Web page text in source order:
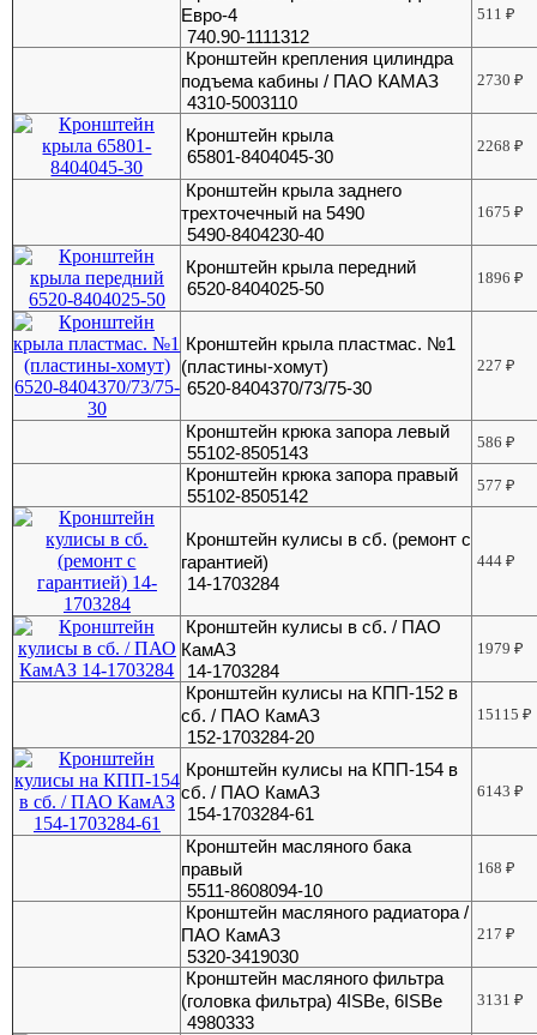
Евро-4
740.90-1111312
511₽
Кронштейн крепления цилиндра
подъема кабины / ПАО КАМАЗ
4310-5003110
2730₽
Кронштейн крыла
65801-8404045-30
2268₽
Кронштейн крыла заднего
трехточечный на 5490
5490-8404230-40
1675₽
Кронштейн крыла передний
6520-8404025-50
1896₽
Кронштейн крыла пластмас. №1
(пластины-хомут)
6520-8404370/73/75-30
227₽
Кронштейн крюка запора левый
55102-8505143
586₽
Кронштейн крюка запора правый
55102-8505142
577₽
Кронштейн кулисы в сб. (ремонт с
гарантией)
14-1703284
444₽
Кронштейн кулисы в сб. / ПАО
КамАЗ
14-1703284
1979₽
Кронштейн кулисы на КПП-152 в
сб. / ПАО КамАЗ
152-1703284-20
15115₽
Кронштейн кулисы на КПП-154 в
сб. / ПАО КамАЗ
154-1703284-61
6143₽
Кронштейн масляного бака
правый
5511-8608094-10
168₽
Кронштейн масляного радиатора /
ПАО КамАЗ
5320-3419030
217₽
Кронштейн масляного фильтра
(головка фильтра) 4ISBе, 6ISBe
4980333
3131₽